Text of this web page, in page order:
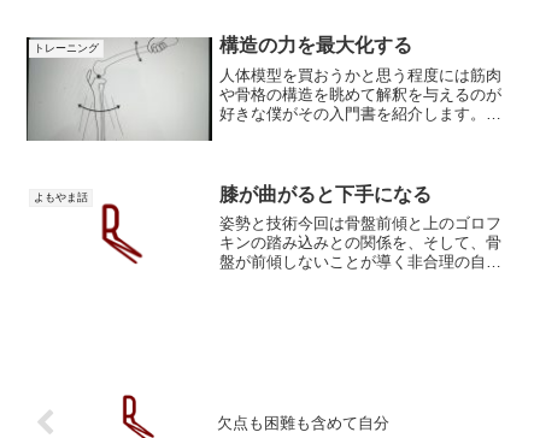
この定義は「戦いはコミュ...
トレーニング 構造の力を最大化する
人体模型を買おうかと思う程度には筋肉
や骨格の構造を眺めて解釈を与えるのが
好きな僕がその入門書を紹介します。タ
時間でサッと読めます。と...
よもやま話 膝が曲がると下手になる
姿勢と技術今回は骨盤前傾と上のゴロフ
キンの踏み込みとの関係を、そして、骨
盤が前傾しないことが導く非合理の自己
欠点も困難も含めて自分